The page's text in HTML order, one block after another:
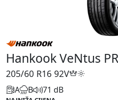
Hankook VeNtus
205/60 R16 92V
A B 71 dB